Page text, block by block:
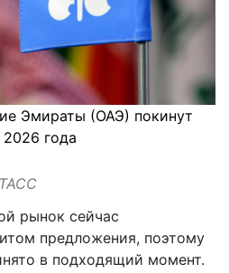
Эмираты (ОАЭ) покинут
года
рынок сейчас
предложения, поэтому
в подходящий момент.